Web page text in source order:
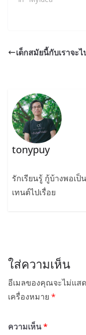
เด็กสมัยนี้กับเราจะไ
tonypuy
รักเรียนรู้ กู้บ้างพอเ
เทนต์ไปเรื่อย
ใส่ความเห็น
อีเมลของคุณจะไม่แส
เครื่องหมาย *
ความเห็น*